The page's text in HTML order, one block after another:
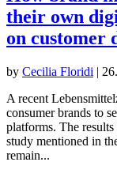
their own
on customer
by Cecilia Floridi |
A recent
consumer brands to
platforms. The
study mentioned in
remain...